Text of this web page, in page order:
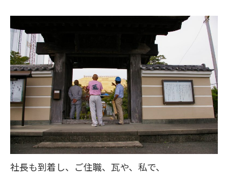
社長も到着し、ご住職、瓦や、私で、